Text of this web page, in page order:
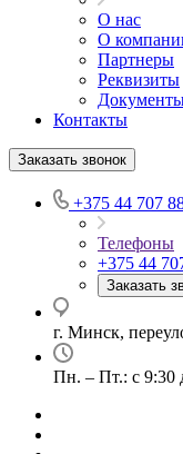
О нас
О
Партнеры
Реквизиты
Контакты
Заказать звонок
+375 44 707
Телефоны
+375 44
Заказать
г. Минск,
Пн. – Пт.: с 9:30